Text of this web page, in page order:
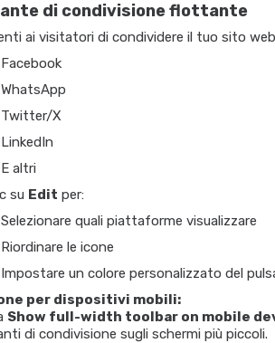
di condivisione flottante
ai visitatori di condividere il tuo sito
Facebook
WhatsApp
Twitter/X
LinkedIn
E altri
su Edit per:
Selezionare quali piattaforme visualizzare
Riordinare le icone
Impostare un colore personalizzato del
per dispositivi mobili:
Show full-width toolbar on mobile
di condivisione sugli schermi più piccoli.